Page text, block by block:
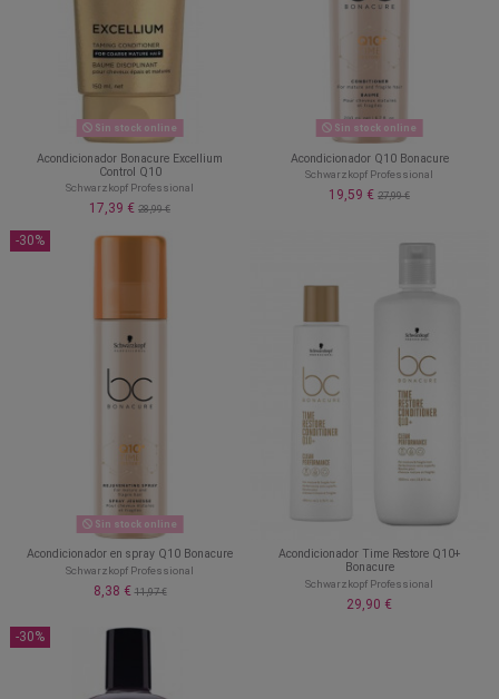
Sin stock online
Acondicionador Bonacure Excellium
Control Q10
Schwarzkopf Professional
17,39 € 28,99 €
Sin stock online
Acondicionador Q10 Bonacure
Schwarzkopf Professional
19,59 € 27,99 €
-30%
Sin stock online
Acondicionador en spray Q10 Bonacure
Schwarzkopf Professional
8,38 €11,97 €
Acondicionador Time Restore Q10+
Bonacure
Schwarzkopf Professional
29,90 €
-30%